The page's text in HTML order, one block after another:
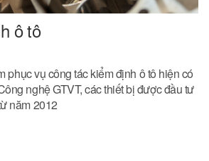
ô tô
phục vụ công tác kiểm định ô tô hiện có
nghệ GTVT, các thiết bị được đầu tư
năm 2012